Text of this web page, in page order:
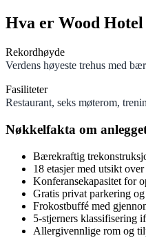
Hva er Wood
Rekordhøyde
Verdens høyeste trehus med
Fasiliteter
Restaurant, seks møterom,
Nøkkelfakta om
Bærekraftig
18 etasjer med utsikt
Konferansekapasitet for
Gratis privat parkering
Frokostbuffé med
5-stjerners klassifisering
Allergivennlige rom og